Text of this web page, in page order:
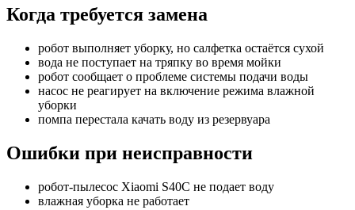
Когда требуется замена
робот выполняет уборку, но салфетка остаётся сухой
вода не поступает на тряпку во время мойки
робот сообщает о проблеме системы подачи воды
насос не реагирует на включение режима влажной
уборки
помпа перестала качать воду из резервуара
Ошибки при неисправности
робот-пылесос Xiaomi S40C не подает воду
влажная уборка не работает